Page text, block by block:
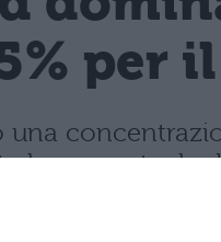
per
la percentuale